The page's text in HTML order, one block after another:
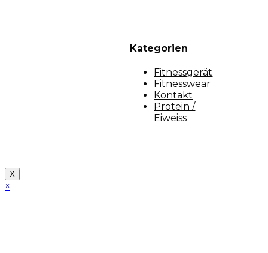
Kategorien
Fitnessgerät
Fitnesswear
Kontakt
Protein /
Eiweiss
X
×